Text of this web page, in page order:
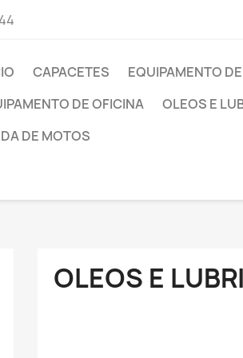
CAPACETES EQUIPAMENTO
DE OFICINA
OLEOS E
DE MOTOS
OLEOS E